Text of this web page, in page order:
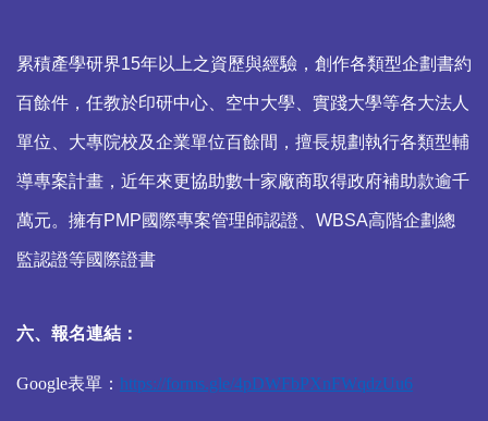
累積產學研界15年以上之資歷與經驗，創作各類型企劃書約
百餘件，任教於印研中心、空中大學、實踐大學等各大法人
單位、大專院校及企業單位百餘間，擅長規劃執行各類型輔
導專案計畫，近年來更協助數十家廠商取得政府補助款逾千
萬元。擁有PMP國際專案管理師認證、WBSA高階企劃總
監認證等國際證書
六、報名連結：
Google表單： https://forms.gle/4pDWFbPXnFWqdzUu6